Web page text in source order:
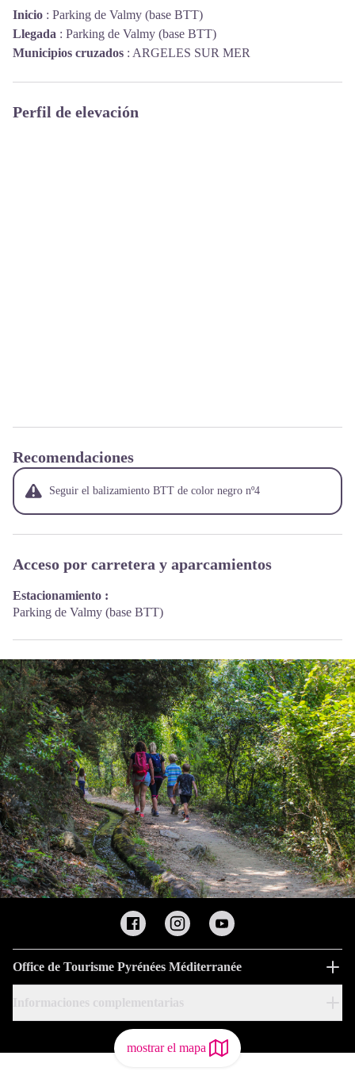
mostrar el mapa
Inicio : Parking de Valmy (base BTT)
Llegada : Parking de Valmy (base BTT)
Municipios cruzados : ARGELES SUR MER
Perfil de elevación
Recomendaciones
Seguir el balizamiento BTT de color negro nº4
Acceso por carretera y aparcamientos
Estacionamiento :
Parking de Valmy (base BTT)
Office de Tourisme Pyrénées Méditerranée
Informaciones complementarias